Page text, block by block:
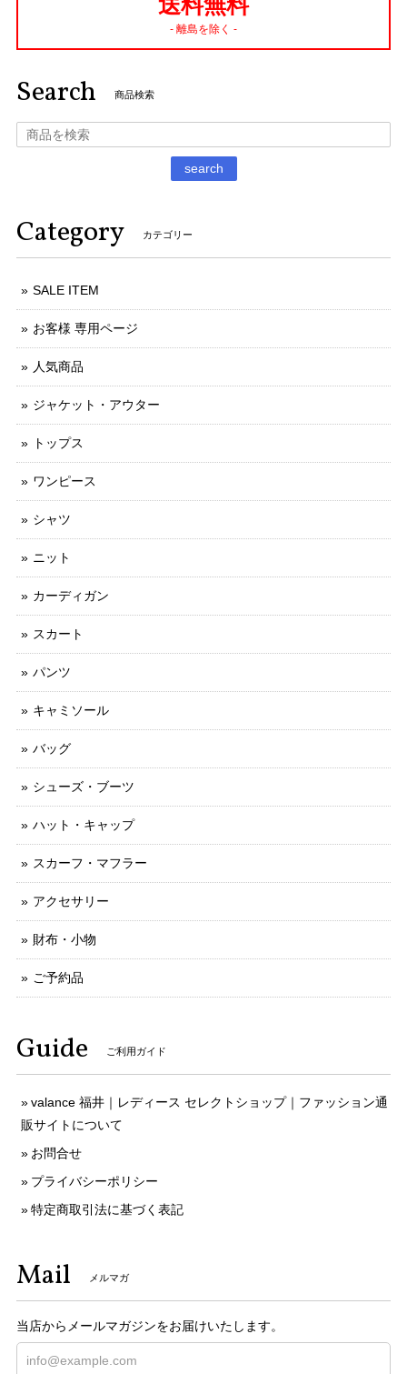
- 離島を除く -
Search 商品検索
search
Category カテゴリー
SALE ITEM
お客様 専用ページ
人気商品
ジャケット・アウター
トップス
ワンピース
シャツ
ニット
カーディガン
スカート
パンツ
キャミソール
バッグ
シューズ・ブーツ
ハット・キャップ
スカーフ・マフラー
アクセサリー
財布・小物
ご予約品
Guide ご利用ガイド
valance 福井｜レディース セレクトショップ｜ファッション通
販サイトについて
お問合せ
プライバシーポリシー
特定商取引法に基づく表記
Mail メルマガ
当店からメールマガジンをお届けいたします。